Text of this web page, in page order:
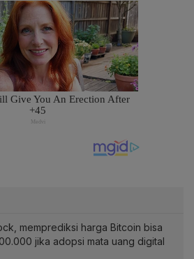
memprediksi harga Bitcoin bisa
jika adopsi mata uang digital